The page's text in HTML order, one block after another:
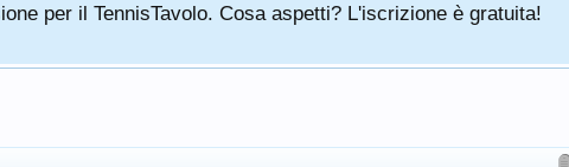
per il TennisTavolo. Cosa aspetti? L'iscrizione è gratuita!